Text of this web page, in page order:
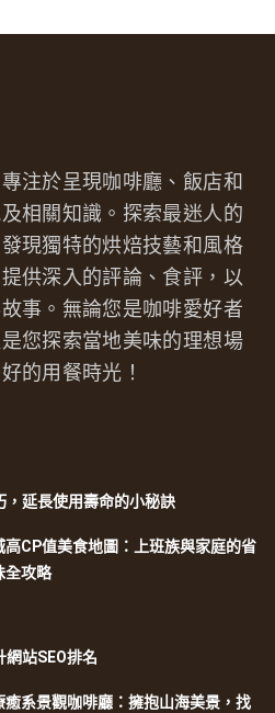
注於呈現咖啡廳、飯店和
相關知識。探索最迷人的
現獨特的烘焙技藝和風格
供深入的評論、食評，以
事。無論您是咖啡愛好者
您探索當地美味的理想場
的用餐時光！
延長使用壽命的小秘訣
高CP值美食地圖：上班族與家庭的省
全攻略
站SEO排名
癒系景觀咖啡廳：擁抱山海美景，找